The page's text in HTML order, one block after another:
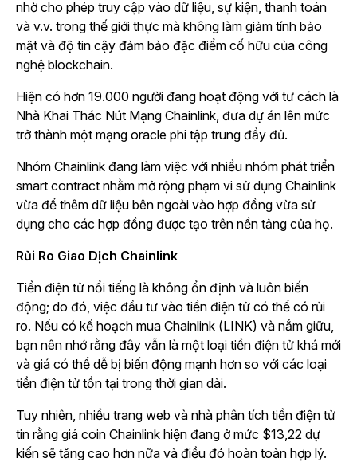
nhờ cho phép truy cập vào dữ liệu, sự kiện, thanh toán
và v.v. trong thế giới thực mà không làm giảm tính bảo
mật và độ tin cậy đảm bảo đặc điểm cố hữu của công
nghệ blockchain.
Hiện có hơn 19.000 người đang hoạt động với tư cách là
Nhà Khai Thác Nút Mạng Chainlink, đưa dự án lên mức
trở thành một mạng oracle phi tập trung đầy đủ.
Nhóm Chainlink đang làm việc với nhiều nhóm phát triển
smart contract nhằm mở rộng phạm vi sử dụng Chainlink
vừa để thêm dữ liệu bên ngoài vào hợp đồng vừa sử
dụng cho các hợp đồng được tạo trên nền tảng của họ.
Rủi Ro Giao Dịch Chainlink
Tiền điện tử nổi tiếng là không ổn định và luôn biến
động; do đó, việc đầu tư vào tiền điện tử có thể có rủi
ro. Nếu có kế hoạch mua Chainlink (LINK) và nắm giữu,
bạn nên nhớ rằng đây vẫn là một loại tiền điện tử khá mới
và giá có thể dễ bị biến động mạnh hơn so với các loại
tiền điện tử tồn tại trong thời gian dài.
Tuy nhiên, nhiều trang web và nhà phân tích tiền điện tử
tin rằng giá coin Chainlink hiện đang ở mức $13,22 dự
kiến sẽ tăng cao hơn nữa và điều đó hoàn toàn hợp lý.